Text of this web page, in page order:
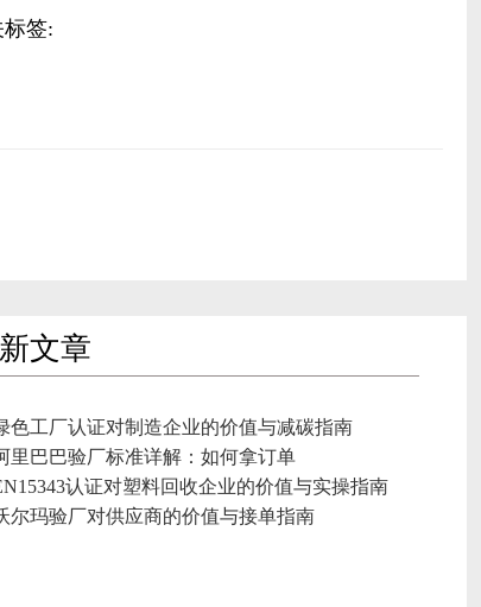
签:
文章
色工厂认证对制造企业的价值与减碳指南
里巴巴验厂标准详解：如何拿订单
认证对塑料回收企业的价值与实操指南
尔玛验厂对供应商的价值与接单指南